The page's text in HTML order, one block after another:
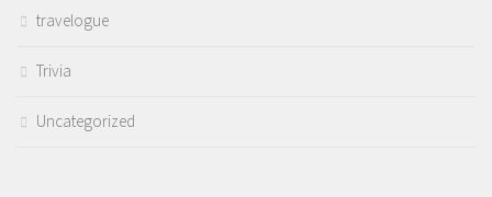
travelogue
Trivia
Uncategorized